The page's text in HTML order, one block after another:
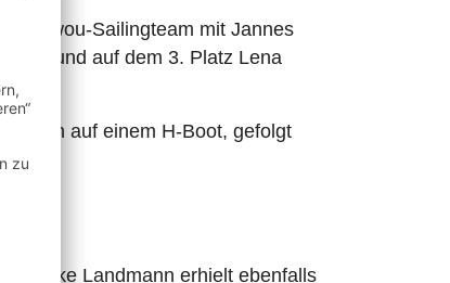
Mirawou-Sailingteam mit Jannes
und auf dem 3. Platz Lena
auf einem H-Boot, gefolgt
Frauke Landmann erhielt ebenfalls